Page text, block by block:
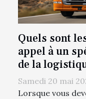
Quels sont
appel à un
de la
Samedi 20 mai
Lorsque vous